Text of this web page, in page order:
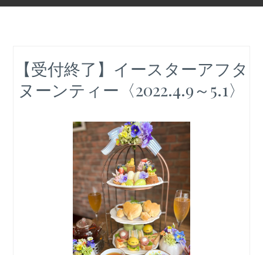
ッ
【受付終了】イースターアフタ
ヌーンティー〈2022.4.9～5.1〉